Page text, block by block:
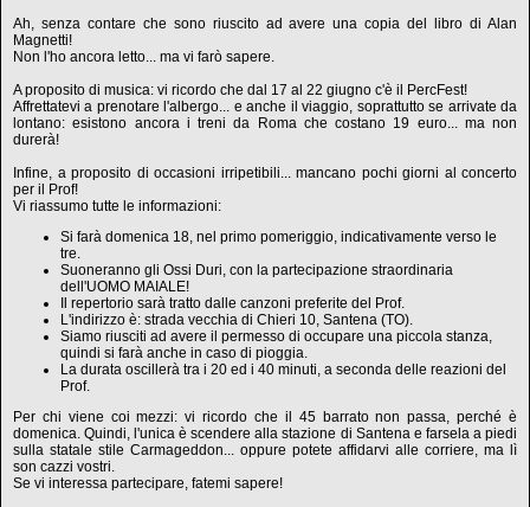
Ah, senza contare che sono riuscito ad avere una copia del libro di Alan
Magnetti!
Non l'ho ancora letto... ma vi farò sapere.
A proposito di musica: vi ricordo che dal 17 al 22 giugno c'è il PercFest!
Affrettatevi a prenotare l'albergo... e anche il viaggio, soprattutto se arrivate da
lontano: esistono ancora i treni da Roma che costano 19 euro... ma non
durerà!
Infine, a proposito di occasioni irripetibili... mancano pochi giorni al concerto
per il Prof!
Vi riassumo tutte le informazioni:
Si farà domenica 18, nel primo pomeriggio, indicativamente verso le
tre.
Suoneranno gli Ossi Duri, con la partecipazione straordinaria
dell'UOMO MAIALE!
Il repertorio sarà tratto dalle canzoni preferite del Prof.
L'indirizzo è: strada vecchia di Chieri 10, Santena (TO).
Siamo riusciti ad avere il permesso di occupare una piccola stanza,
quindi si farà anche in caso di pioggia.
La durata oscillerà tra i 20 ed i 40 minuti, a seconda delle reazioni del
Prof.
Per chi viene coi mezzi: vi ricordo che il 45 barrato non passa, perché è
domenica. Quindi, l'unica è scendere alla stazione di Santena e farsela a piedi
sulla statale stile Carmageddon... oppure potete affidarvi alle corriere, ma lì
son cazzi vostri.
Se vi interessa partecipare, fatemi sapere!